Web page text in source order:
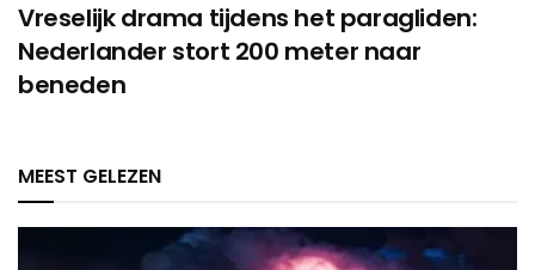
Vreselijk drama tijdens het paragliden:
Nederlander stort 200 meter naar
beneden
MEEST GELEZEN